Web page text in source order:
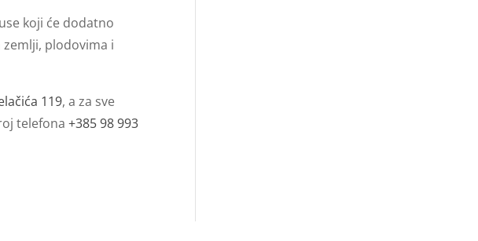
koji će dodatno
plodovima i
119, a za sve
telefona+385 98 993